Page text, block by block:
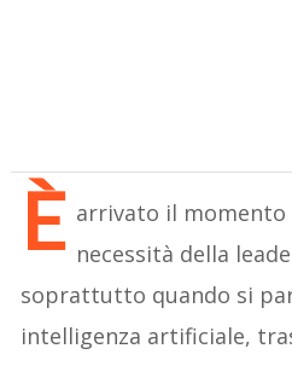
È arrivato il
necessità della
soprattutto quando si
intelligenza artificiale,